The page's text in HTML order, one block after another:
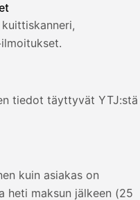
tiedot täyttyvät YTJ:stä
kuin asiakas on
heti maksun jälkeen (25